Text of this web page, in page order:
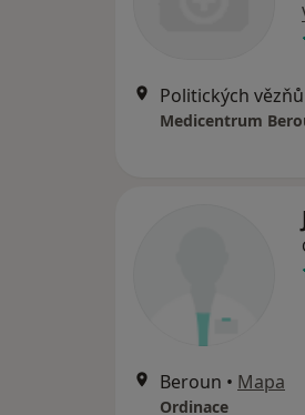
Politických
Medicentrum
Beroun • Mapa
Ordinace